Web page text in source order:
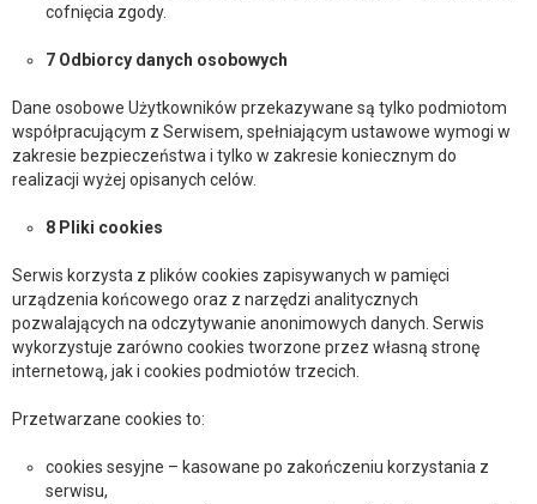
cofnięcia zgody.
7 Odbiorcy danych osobowych
Dane osobowe Użytkowników przekazywane są tylko podmiotom
współpracującym z Serwisem, spełniającym ustawowe wymogi w
zakresie bezpieczeństwa i tylko w zakresie koniecznym do
realizacji wyżej opisanych celów.
8 Pliki cookies
Serwis korzysta z plików cookies zapisywanych w pamięci
urządzenia końcowego oraz z narzędzi analitycznych
pozwalających na odczytywanie anonimowych danych. Serwis
wykorzystuje zarówno cookies tworzone przez własną stronę
internetową, jak i cookies podmiotów trzecich.
Przetwarzane cookies to:
cookies sesyjne – kasowane po zakończeniu korzystania z
serwisu,